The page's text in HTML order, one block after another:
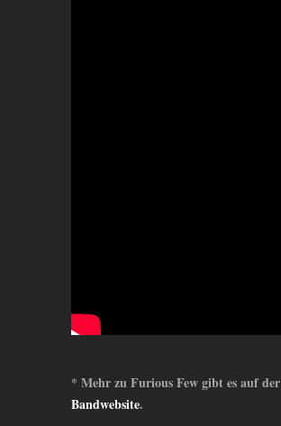
* Mehr zu Furious Few gibt es auf der
Bandwebsite.